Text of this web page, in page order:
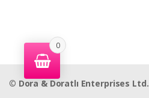
© Dora & Doratlı Enterprises Ltd.
0